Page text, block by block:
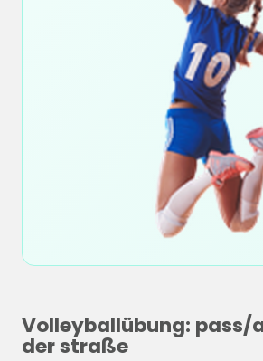
Volleyballübung:
der straße